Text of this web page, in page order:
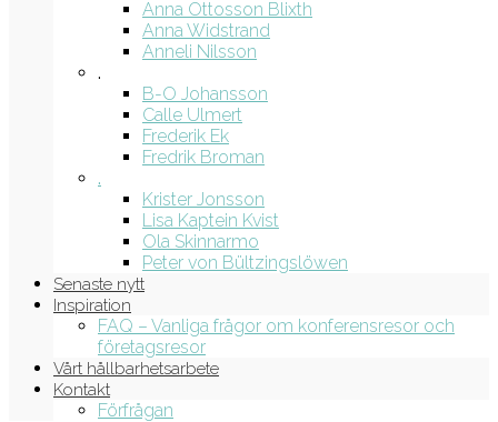
Anna Ottosson Blixth
Anna Widstrand
Anneli Nilsson
.
B-O Johansson
Calle Ulmert
Frederik Ek
Fredrik Broman
.
Krister Jonsson
Lisa Kaptein Kvist
Ola Skinnarmo
Peter von Bültzingslöwen
Senaste nytt
Inspiration
FAQ – Vanliga frågor om konferensresor och
företagsresor
Vårt hållbarhetsarbete
Kontakt
Förfrågan